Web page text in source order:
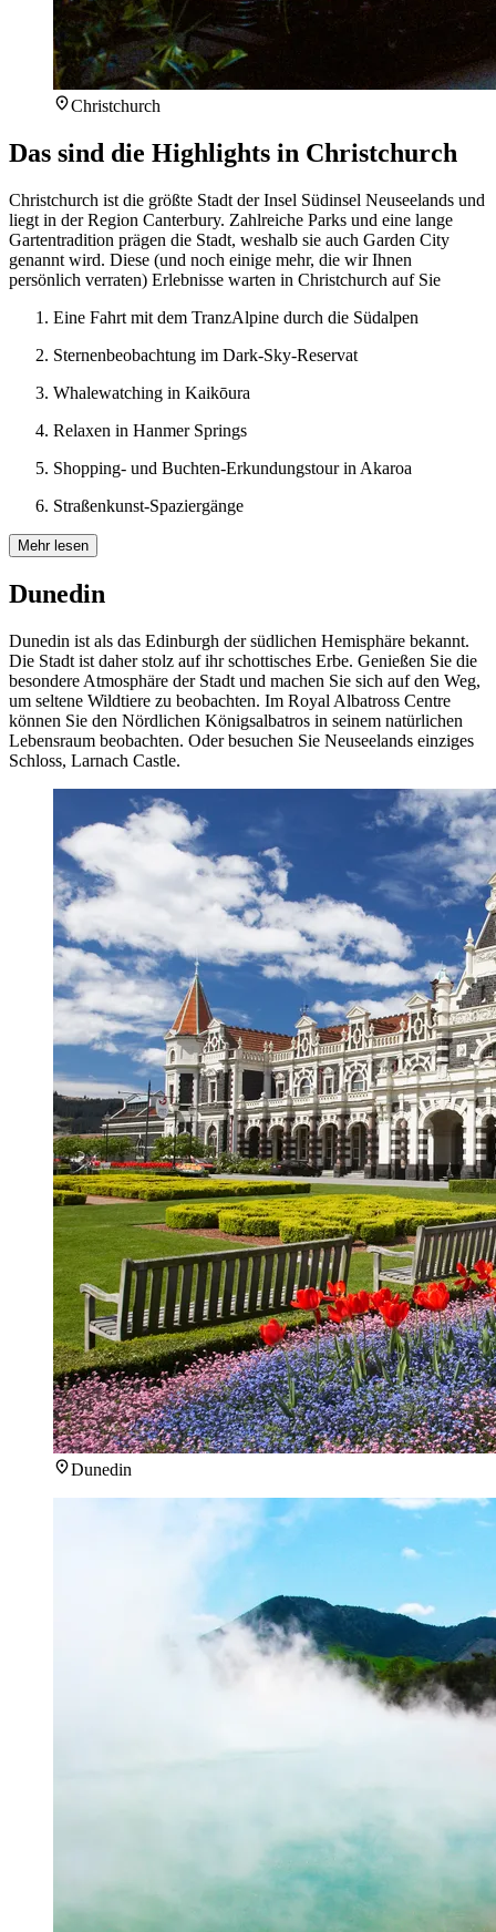
Christchurch
Das sind die Highlights in Christchurch
Christchurch ist die größte Stadt der Insel Südinsel Neuseelands und
liegt in der Region Canterbury. Zahlreiche Parks und eine lange
Gartentradition prägen die Stadt, weshalb sie auch Garden City
genannt wird. Diese (und noch einige mehr, die wir Ihnen
persönlich verraten) Erlebnisse warten in Christchurch auf Sie
Eine Fahrt mit dem TranzAlpine durch die Südalpen
Sternenbeobachtung im Dark-Sky-Reservat
Whalewatching in Kaikōura
Relaxen in Hanmer Springs
Shopping- und Buchten-Erkundungstour in Akaroa
Straßenkunst-Spaziergänge
Mehr lesen
Dunedin
Dunedin ist als das Edinburgh der südlichen Hemisphäre bekannt.
Die Stadt ist daher stolz auf ihr schottisches Erbe. Genießen Sie die
besondere Atmosphäre der Stadt und machen Sie sich auf den Weg,
um seltene Wildtiere zu beobachten. Im Royal Albatross Centre
können Sie den Nördlichen Königsalbatros in seinem natürlichen
Lebensraum beobachten. Oder besuchen Sie Neuseelands einziges
Schloss, Larnach Castle.
Dunedin